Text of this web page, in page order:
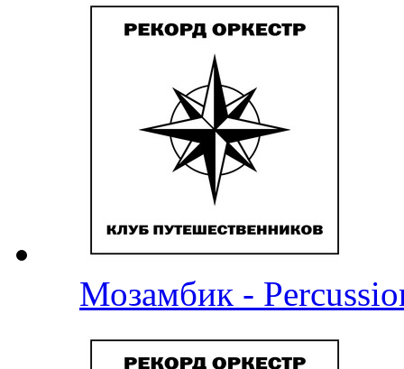
Мозамбик -